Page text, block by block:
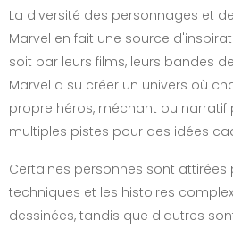
La diversité des personnages et
Marvel en fait une source
soit par leurs films, leurs bandes
Marvel a su créer un univers où
propre héros, méchant ou narratif
multiples pistes pour des idées
Certaines personnes sont attirées
techniques et les histoires
dessinées, tandis que d'autres